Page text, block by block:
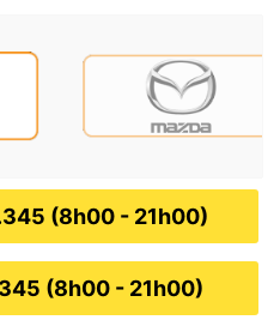
(8h00 - 21h00)
(8h00 - 21h00)